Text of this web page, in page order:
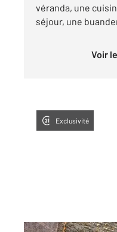
véranda, une
séjour, une
Voir
Exclusivité